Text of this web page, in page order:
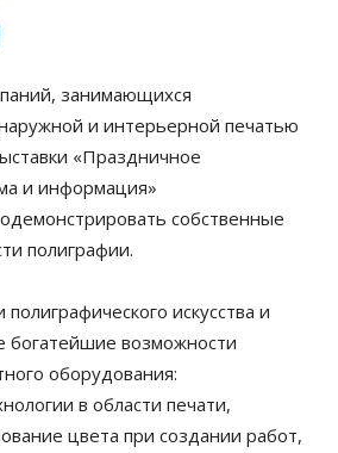
занимающихся
и интерьерной печатью
«Праздничное
и информация»
собственные
полиграфии.
полиграфического искусства и
богатейшие возможности
оборудования:
в области печати,
цвета при создании работ,